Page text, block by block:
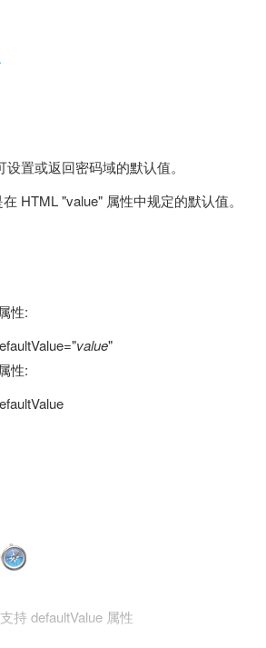
设置或返回密码域的默认值。
HTML "value" 属性中规定的默认值。
性:
value"
性:
持 defaultValue 属性